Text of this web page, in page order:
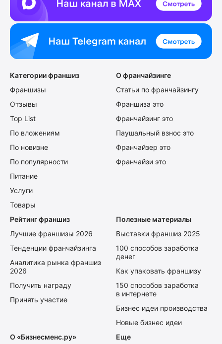
Категории франшиз
Франшизы
Отзывы
Top List
По вложениям
По новизне
По популярности
Питание
Услуги
Товары
О франчайзинге
Статьи по франчайзингу
Франшиза это
Франчайзинг это
Паушальный взнос это
Франчайзер это
Франчайзи это
Рейтинг франшиз
Лучшие франшизы 2026
Тенденции франчайзинга
Аналитика рынка франшиз
2026
Получить награду
Принять участие
Полезные материалы
Выставки франшиз 2025
100 способов заработка
денег
Как упаковать франшизу
150 способов заработка
в интернете
Бизнес идеи производства
Новые бизнес идеи
О «Бизнесменс.ру»
Еще